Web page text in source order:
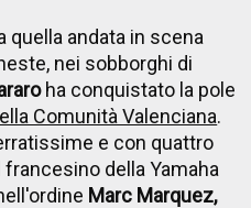
quella andata in scena
nei sobborghi di
ha conquistato la pole
Comunità Valenciana.
e con quattro
della Yamaha
Marc Marquez,